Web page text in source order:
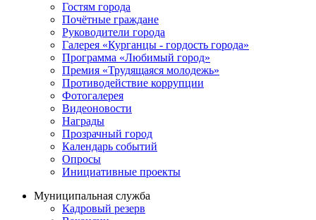
Гостям города
Почётные граждане
Руководители города
Галерея «Курганцы - гордость города»
Программа «Любимый город»
Премия «Трудящаяся молодежь»
Противодействие коррупции
Фотогалерея
Видеоновости
Награды
Прозрачный город
Календарь событий
Опросы
Инициативные проекты
Муниципальная служба
Кадровый резерв